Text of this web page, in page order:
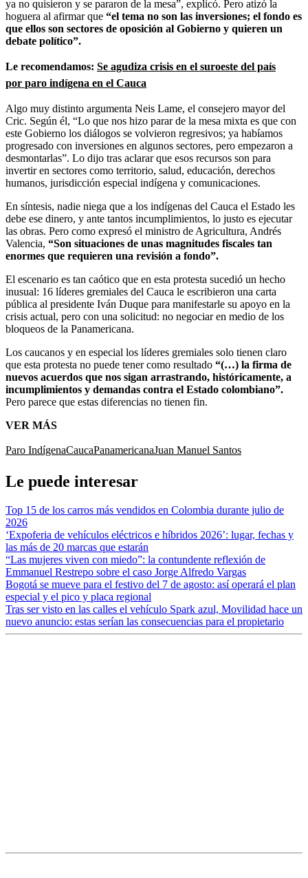
ya no quisieron y se pararon de la mesa”, explicó. Pero atizó la
hoguera al afirmar que “el tema no son las inversiones; el fondo es
que ellos son sectores de oposición al Gobierno y quieren un
debate político”.
Le recomendamos: Se agudiza crisis en el suroeste del país
por paro indígena en el Cauca
Algo muy distinto argumenta Neis Lame, el consejero mayor del
Cric. Según él, “Lo que nos hizo parar de la mesa mixta es que con
este Gobierno los diálogos se volvieron regresivos; ya habíamos
progresado con inversiones en algunos sectores, pero empezaron a
desmontarlas”. Lo dijo tras aclarar que esos recursos son para
invertir en sectores como territorio, salud, educación, derechos
humanos, jurisdicción especial indígena y comunicaciones.
En síntesis, nadie niega que a los indígenas del Cauca el Estado les
debe ese dinero, y ante tantos incumplimientos, lo justo es ejecutar
las obras. Pero como expresó el ministro de Agricultura, Andrés
Valencia, “Son situaciones de unas magnitudes fiscales tan
enormes que requieren una revisión a fondo”.
El escenario es tan caótico que en esta protesta sucedió un hecho
inusual: 16 líderes gremiales del Cauca le escribieron una carta
pública al presidente Iván Duque para manifestarle su apoyo en la
crisis actual, pero con una solicitud: no negociar en medio de los
bloqueos de la Panamericana.
Los caucanos y en especial los líderes gremiales solo tienen claro
que esta protesta no puede tener como resultado “(…) la firma de
nuevos acuerdos que nos sigan arrastrando, históricamente, a
incumplimientos y demandas contra el Estado colombiano”.
Pero parece que estas diferencias no tienen fin.
VER MÁS
Paro IndígenaCaucaPanamericanaJuan Manuel Santos
Le puede interesar
Top 15 de los carros más vendidos en Colombia durante julio de
2026
‘Expoferia de vehículos eléctricos e híbridos 2026’: lugar, fechas y
las más de 20 marcas que estarán
“Las mujeres viven con miedo”: la contundente reflexión de
Emmanuel Restrepo sobre el caso Jorge Alfredo Vargas
Bogotá se mueve para el festivo del 7 de agosto: así operará el plan
especial y el pico y placa regional
Tras ser visto en las calles el vehículo Spark azul, Movilidad hace un
nuevo anuncio: estas serían las consecuencias para el propietario